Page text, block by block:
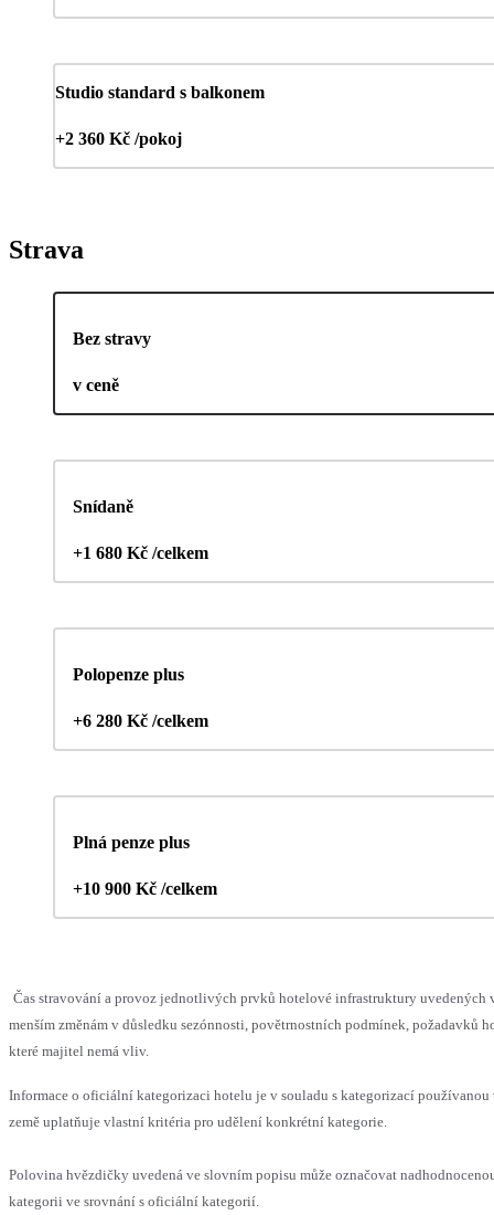
Studio standard s balkonem
+2 360 Kč /pokoj
Strava
Bez stravy
v ceně
Snídaně
+1 680 Kč /celkem
Polopenze plus
+6 280 Kč /celkem
Plná penze plus
+10 900 Kč /celkem
Čas stravování a provoz jednotlivých prvků hotelové infrastruktury uvedených
menším změnám v důsledku sezónnosti, povětrnostních podmínek, požadavků
které majitel nemá vliv.
Informace o oficiální kategorizaci hotelu je v souladu s kategorizací používanou
země uplatňuje vlastní kritéria pro udělení konkrétní kategorie.
Polovina hvězdičky uvedená ve slovním popisu může označovat
kategorii ve srovnání s oficiální kategorií.